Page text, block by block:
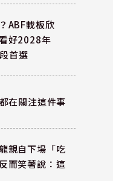
ABF載板欣
好2028年
首選
在關注這件事
親自下場「吃
而笑著說：這